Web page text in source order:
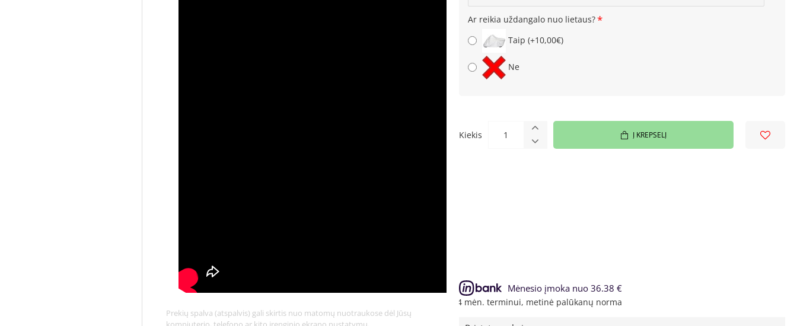
Prekių spalva (atspalvis) gali skirtis nuo matomų nuotraukose dėl Jūsų
Ar reikia uždangalo nuo lietaus?
Taip (+10,00€)
Ne
Kiekis Į KREPŠELĮ
Mėnesio įmoka nuo 36.38 €
Pavyzdžiui, skolinantis 743.80 EUR, kai sutartis sudaroma 24 mėn. terminui, metinė palūkanų norma – 0%, sutarties sudarymo mokestis – 3.45%, sutarties